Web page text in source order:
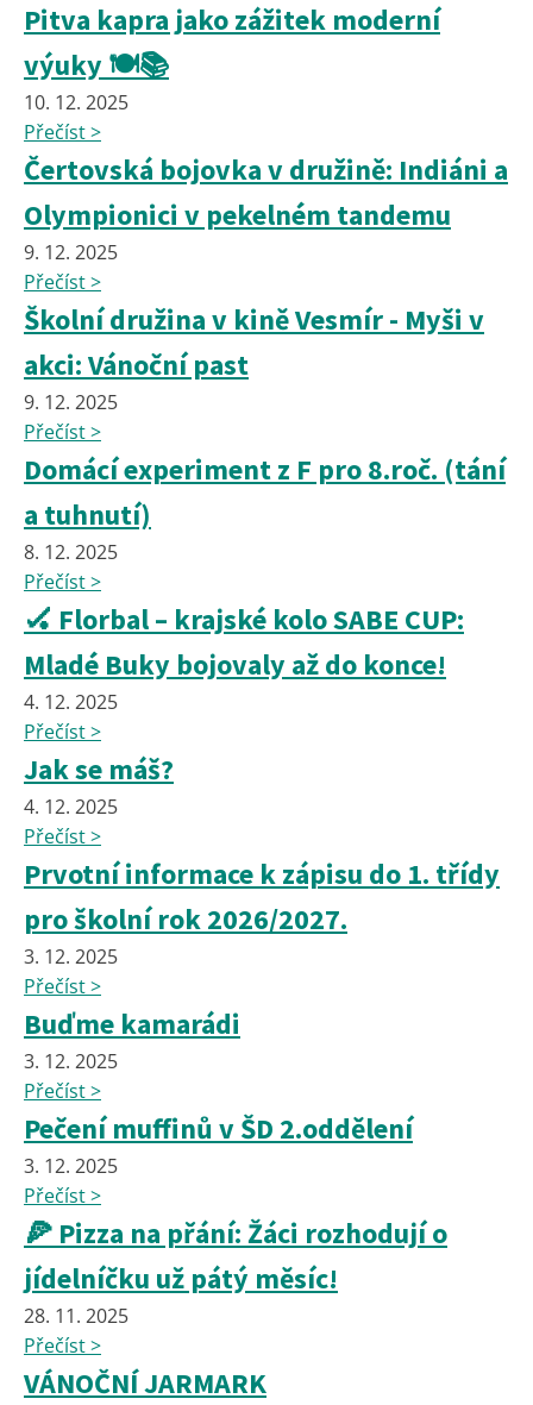
Pitva kapra jako zážitek moderní
výuky 🍽️📚
10. 12. 2025
Přečíst >
Čertovská bojovka v družině: Indiáni a
Olympionici v pekelném tandemu
9. 12. 2025
Přečíst >
Školní družina v kině Vesmír - Myši v
akci: Vánoční past
9. 12. 2025
Přečíst >
Domácí experiment z F pro 8.roč. (tání
a tuhnutí)
8. 12. 2025
Přečíst >
🏑 Florbal – krajské kolo SABE CUP:
Mladé Buky bojovaly až do konce!
4. 12. 2025
Přečíst >
Jak se máš?
4. 12. 2025
Přečíst >
Prvotní informace k zápisu do 1. třídy
pro školní rok 2026/2027.
3. 12. 2025
Přečíst >
Buďme kamarádi
3. 12. 2025
Přečíst >
Pečení muffinů v ŠD 2.oddělení
3. 12. 2025
Přečíst >
🍕 Pizza na přání: Žáci rozhodují o
jídelníčku už pátý měsíc!
28. 11. 2025
Přečíst >
VÁNOČNÍ JARMARK